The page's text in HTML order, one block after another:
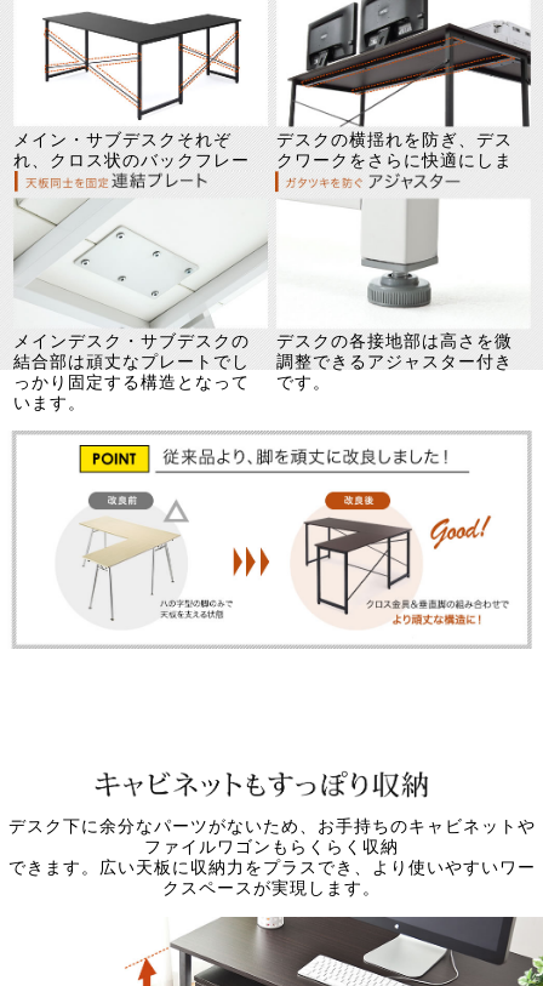
メイン・サブデスクそれぞ
れ、クロス状のバックフレー
ムを使用することで頑丈に！
デスクの横揺れを防ぎ、デス
クワークをさらに快適にしま
す。
メインデスク・サブデスクの
結合部は頑丈なプレートでし
っかり固定する構造となって
います。
デスクの各接地部は高さを微
調整できるアジャスター付き
です。
デスク下に余分なパーツがないため、お手持ちのキャビネットや
ファイルワゴンもらくらく収納
できます。広い天板に収納力をプラスでき、より使いやすいワー
クスペースが実現します。